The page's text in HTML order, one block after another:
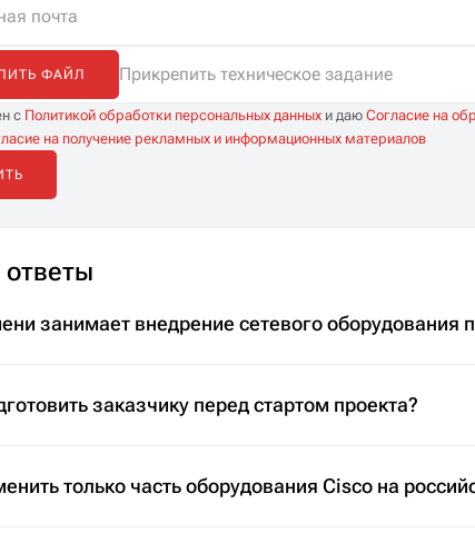
ФАЙЛ Прикрепить техническое задание
с Политикой обработки персональных данных и даюСогласие на
на получение рекламных и информационных материалов
занимает внедрение сетевого оборудования
заказчику перед стартом проекта?
только часть оборудования Cisco на